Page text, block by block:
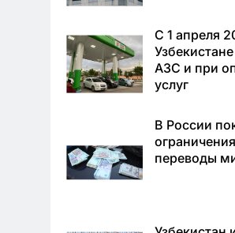
С 1 апреля
АЗС и при
услуг
В России
переводы